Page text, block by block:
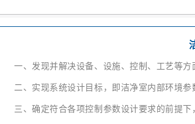
一、发现并解决设备、设施、控制、工艺等方
二、实现系统设计目标，即洁净室内部环境参
三、确定符合各项控制参数设计要求的前提下